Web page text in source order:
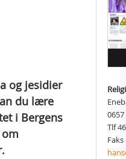
og jesidier
du lære
i Bergens
0657
Tlf
Faks